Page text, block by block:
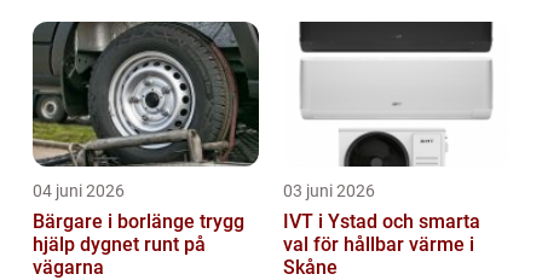
04 juni 2026
Bärgare i borlänge trygg
hjälp dygnet runt på
vägarna
03 juni 2026
IVT i Ystad och smarta
val för hållbar värme i
Skåne